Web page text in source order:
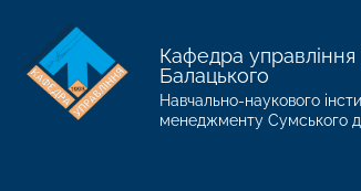
Кафедра управління
Балацького
Навчально-наукового
менеджменту Сумського